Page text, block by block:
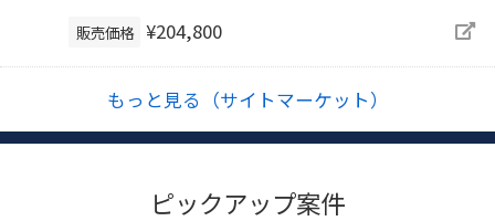
販売価格 ¥204,800
もっと見る（サイトマーケット）
ピックアップ案件